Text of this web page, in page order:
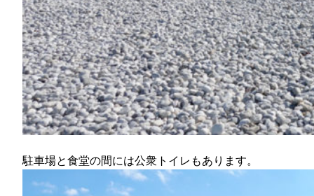
駐車場と食堂の間には公衆トイレもあります。